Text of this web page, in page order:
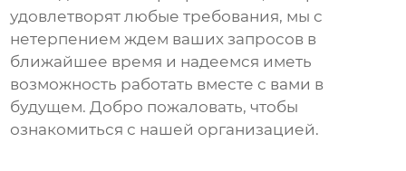
удовлетворят любые требования, мы с
нетерпением ждем ваших запросов в
ближайшее время и надеемся иметь
возможность работать вместе с вами в
будущем. Добро пожаловать, чтобы
ознакомиться с нашей организацией.